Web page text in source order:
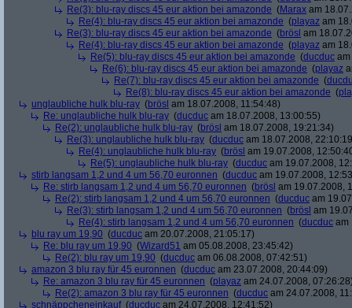
Re(3): blu-ray discs 45 eur aktion bei amazonde (Marax am
Re(4): blu-ray discs 45 eur aktion bei amazonde (playaz am
Re(3): blu-ray discs 45 eur aktion bei amazonde (brösl am
Re(4): blu-ray discs 45 eur aktion bei amazonde (playaz am
Re(5): blu-ray discs 45 eur aktion bei amazonde (ducduc
Re(6): blu-ray discs 45 eur aktion bei amazonde (playaz
Re(7): blu-ray discs 45 eur aktion bei amazonde (
Re(8): blu-ray discs 45 eur aktion bei amazonde (
unglaubliche hulk blu-ray (brösl am 18.07.2008, 11:54:48)
Re: unglaubliche hulk blu-ray (ducduc am 18.07.2008, 13:00:55)
Re(2): unglaubliche hulk blu-ray (brösl am 18.07.2008, 19:21:34)
Re(3): unglaubliche hulk blu-ray (ducduc am 18.07.2008,
Re(4): unglaubliche hulk blu-ray (brösl am 19.07.2008,
Re(5): unglaubliche hulk blu-ray (ducduc am 19.07.2008,
stirb langsam 1,2 und 4 um 56,70 euronnen (ducduc am 19.07.2008,
Re: stirb langsam 1,2 und 4 um 56,70 euronnen (brösl am 19.07.2008,
Re(2): stirb langsam 1,2 und 4 um 56,70 euronnen (ducduc am
Re(3): stirb langsam 1,2 und 4 um 56,70 euronnen (brösl am
Re(4): stirb langsam 1,2 und 4 um 56,70 euronnen (ducduc am
blu ray um 19,90 (ducduc am 20.07.2008, 21:05:17)
Re: blu ray um 19,90 (Wizard51 am 05.08.2008, 23:45:42)
Re(2): blu ray um 19,90 (ducduc am 06.08.2008, 07:42:51)
amazon 3 blu ray für 45 euronnen (ducduc am 23.07.2008, 20:44:09)
Re: amazon 3 blu ray für 45 euronnen (playaz am 24.07.2008,
Re(2): amazon 3 blu ray für 45 euronnen (ducduc am 24.07.2008,
schnäppcheneinkauf(ducduc am 24.07.2008, 12:41:52)